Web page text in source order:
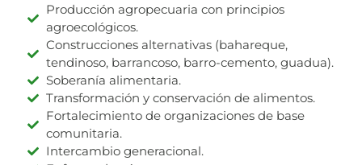
Producción agropecuaria con principios
agroecológicos.
Construcciones alternativas (bahareque,
tendinoso, barrancoso, barro-cemento, guadua).
Soberanía alimentaria.
Transformación y conservación de alimentos.
Fortalecimiento de organizaciones de base
comunitaria.
Intercambio generacional.